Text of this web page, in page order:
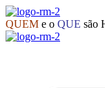
QUEM e o QUE são